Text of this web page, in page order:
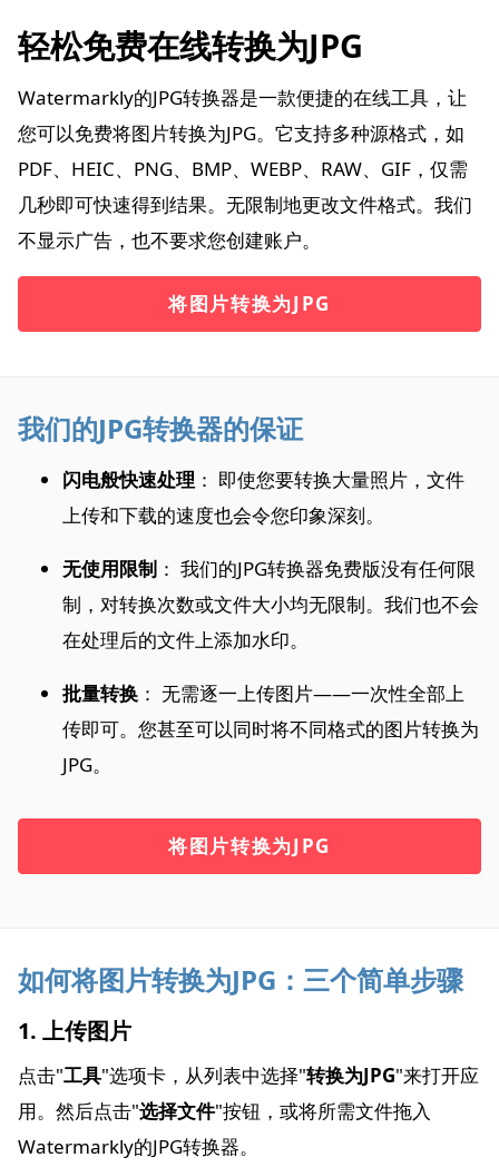
轻松免费在线转换为JPG
Watermarkly的JPG转换器是一款便捷的在线工具，让
您可以免费将图片转换为JPG。它支持多种源格式，如
PDF、HEIC、PNG、BMP、WEBP、RAW、GIF，仅需
几秒即可快速得到结果。无限制地更改文件格式。我们
不显示广告，也不要求您创建账户。
将图片转换为JPG
我们的JPG转换器的保证
闪电般快速处理 ： 即使您要转换大量照片，文件
上传和下载的速度也会令您印象深刻。
无使用限制 ： 我们的JPG转换器免费版没有任何限
制，对转换次数或文件大小均无限制。我们也不会
在处理后的文件上添加水印。
批量转换 ： 无需逐一上传图片——一次性全部上
传即可。您甚至可以同时将不同格式的图片转换为
JPG。
将图片转换为JPG
如何将图片转换为JPG：三个简单步骤
1. 上传图片
点击"工具"选项卡，从列表中选择"转换为JPG"来打开应
用。然后点击"选择文件"按钮，或将所需文件拖入
Watermarkly的JPG转换器。